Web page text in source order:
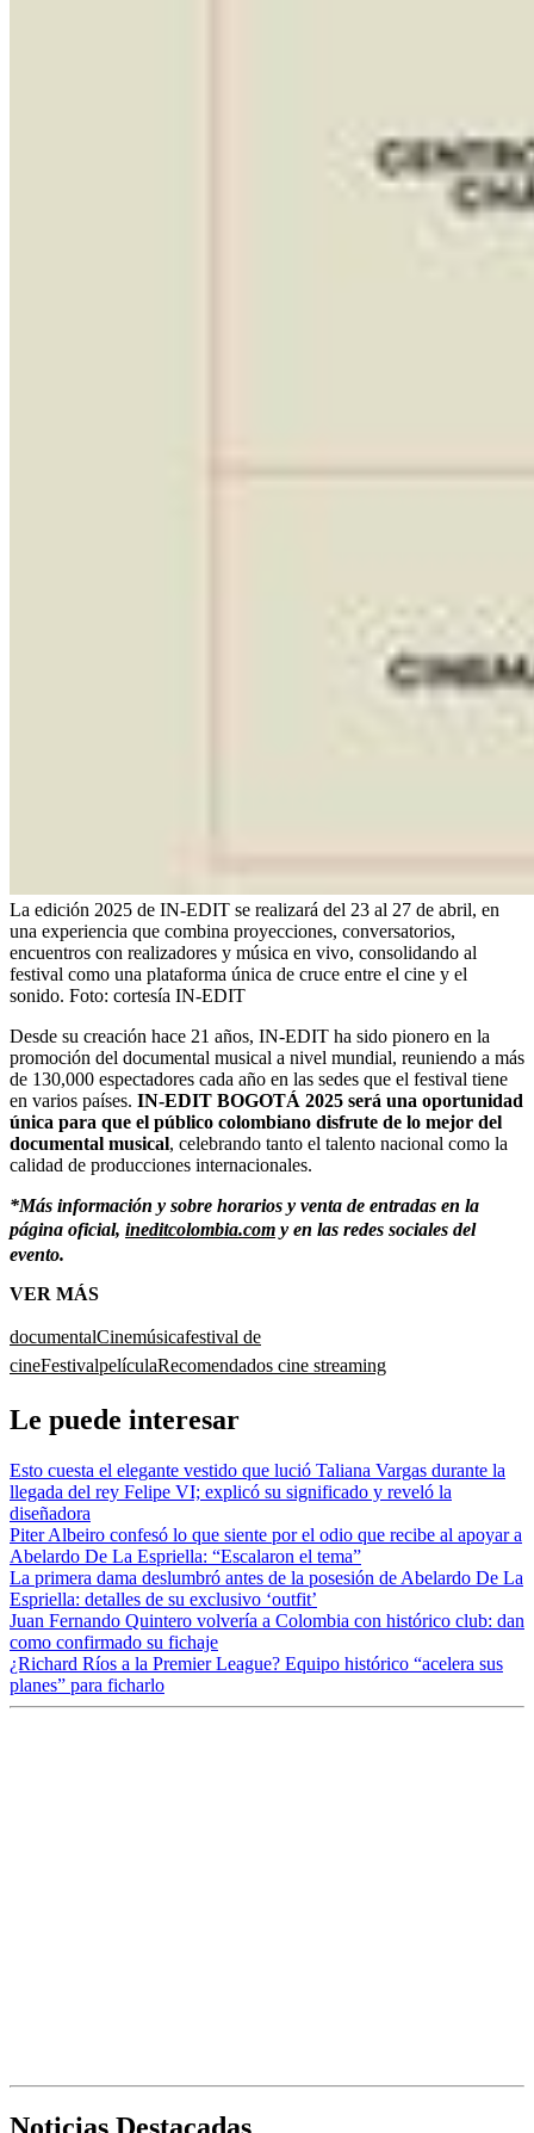
La edición 2025 de IN-EDIT se realizará del 23 al 27 de abril, en
una experiencia que combina proyecciones, conversatorios,
encuentros con realizadores y música en vivo, consolidando al
festival como una plataforma única de cruce entre el cine y el
sonido. Foto: cortesía IN-EDIT
Desde su creación hace 21 años, IN-EDIT ha sido pionero en la
promoción del documental musical a nivel mundial, reuniendo a más
de 130,000 espectadores cada año en las sedes que el festival tiene
en varios países. IN-EDIT BOGOTÁ 2025 será una oportunidad
única para que el público colombiano disfrute de lo mejor del
documental musical, celebrando tanto el talento nacional como la
calidad de producciones internacionales.
*Más información y sobre horarios y venta de entradas en la
página oficial, ineditcolombia.com y en las redes sociales del
evento.
VER MÁS
documentalCinemúsicafestival de
cineFestivalpelículaRecomendados cine streaming
Le puede interesar
Esto cuesta el elegante vestido que lució Taliana Vargas durante la
llegada del rey Felipe VI; explicó su significado y reveló la
diseñadora
Piter Albeiro confesó lo que siente por el odio que recibe al apoyar a
Abelardo De La Espriella: “Escalaron el tema”
La primera dama deslumbró antes de la posesión de Abelardo De La
Espriella: detalles de su exclusivo ‘outfit’
Juan Fernando Quintero volvería a Colombia con histórico club: dan
como confirmado su fichaje
¿Richard Ríos a la Premier League? Equipo histórico “acelera sus
planes” para ficharlo